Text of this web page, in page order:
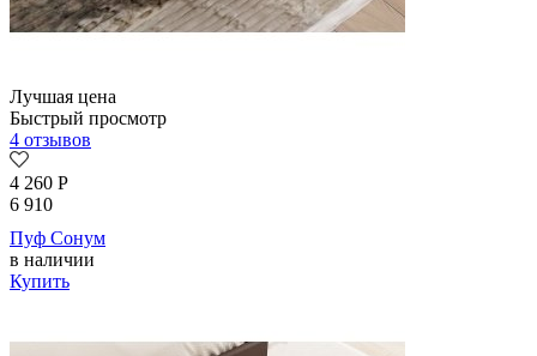
Лучшая цена
Быстрый просмотр
4 отзывов
4 260 Р
6 910
Пуф Сонум
в наличии
Купить